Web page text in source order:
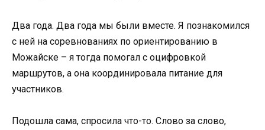
Два года. Два года мы были вместе. Я познакомился
с ней на соревнованиях по ориентированию в
Можайске – я тогда помогал с оцифровкой
маршрутов, а она координировала питание для
участников.
Подошла сама, спросила что-то. Слово за слово,